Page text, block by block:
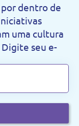
dentro de
uma cultura
Digite seu e-